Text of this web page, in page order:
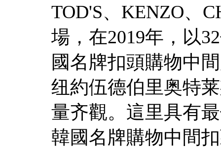
TOD'S、KENZO、
場，在2019年，以
國名牌扣頭購物中
纽約伍德伯里奥特
量齐觀。這里具有
韓國名牌購物中間